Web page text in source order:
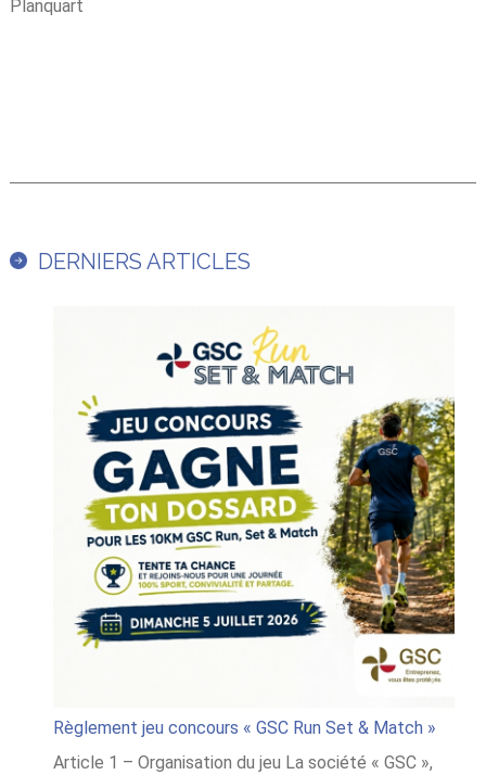
Planquart
DERNIERS ARTICLES
Règlement jeu concours « GSC Run Set & Match »
Article 1 – Organisation du jeu La société « GSC »,